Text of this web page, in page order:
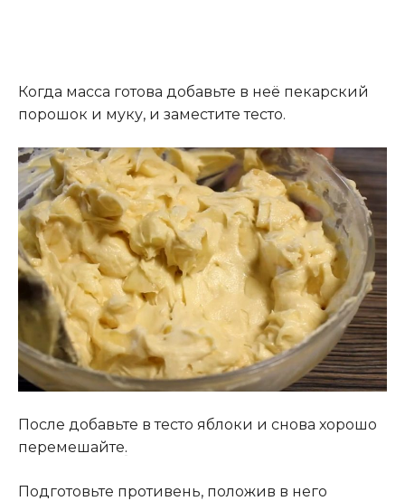
Когда масса готова добавьте в неё пекарский
порошок и муку, и заместите тесто.
После добавьте в тесто яблоки и снова хорошо
перемешайте.
Подготовьте противень, положив в него